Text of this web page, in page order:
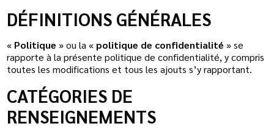
DÉFINITIONS GÉNÉRALES
« Politique » ou la « politique de confidentialité » se
rapporte à la présente politique de confidentialité, y compris
toutes les modifications et tous les ajouts s’y rapportant.
CATÉGORIES DE
RENSEIGNEMENTS